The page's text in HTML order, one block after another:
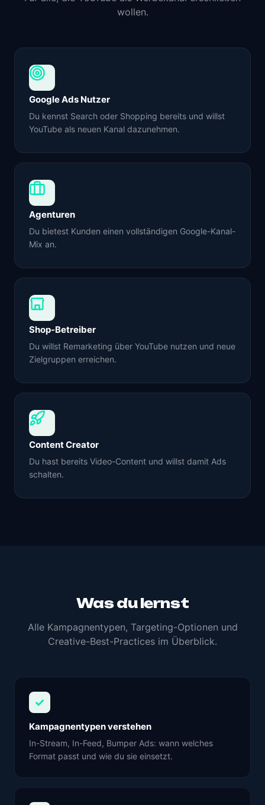
wollen.
Google Ads Nutzer
Du kennst Search oder Shopping bereits und willst
YouTube als neuen Kanal dazunehmen.
Agenturen
Du bietest Kunden einen vollständigen Google-Kanal-
Mix an.
Shop-Betreiber
Du willst Remarketing über YouTube nutzen und neue
Zielgruppen erreichen.
Content Creator
Du hast bereits Video-Content und willst damit Ads
schalten.
Was du lernst
Alle Kampagnentypen, Targeting-Optionen und
Creative-Best-Practices im Überblick.
✓
Kampagnentypen verstehen
In-Stream, In-Feed, Bumper Ads: wann welches
Format passt und wie du sie einsetzt.